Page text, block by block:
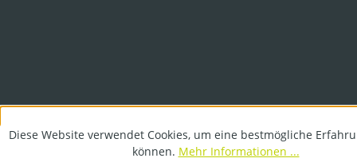
Diese Website verwendet Cookies, um eine bestmögliche
können. Mehr Informationen ...